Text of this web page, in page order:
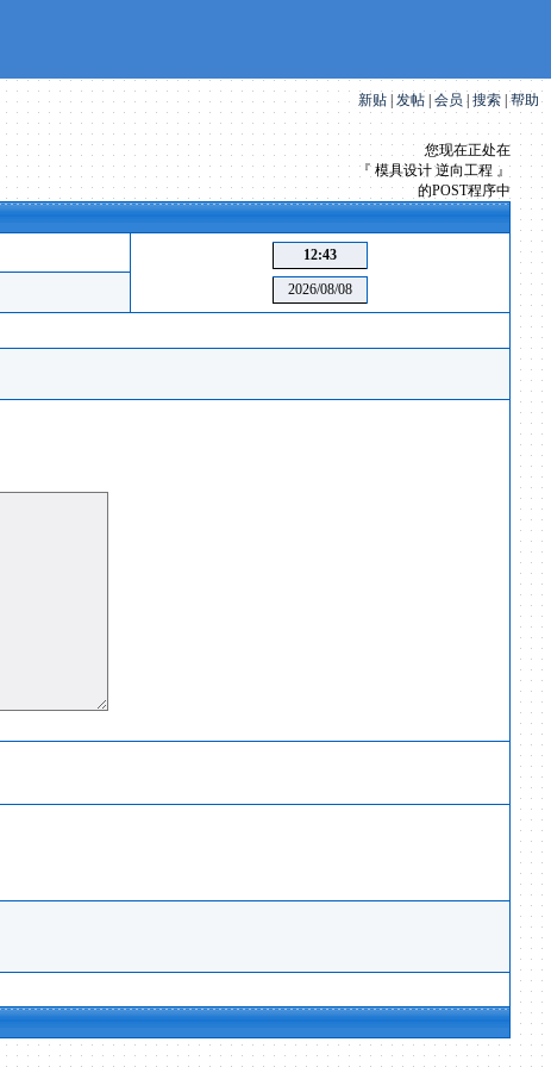
新贴 | 发帖 会员 | 搜索 |帮助
您现在正处在
『 模具设计 逆向工程 』
的POST程序中
12:43
2026/08/08